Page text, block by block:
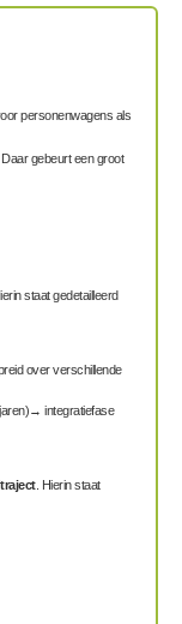
personenwagens als
gebeurt een groot
staat gedetailleerd
over verschillende
integratiefase
. Hierin staat